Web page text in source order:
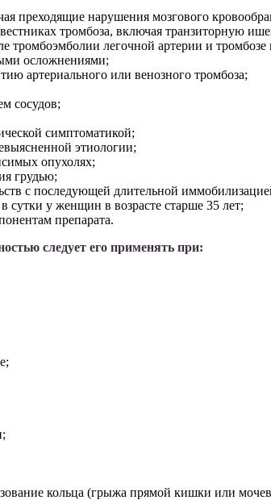
преходящие нарушения мозгового
тромбоза, включая транзиторную
тромбоэмболии легочной артерии и тромбозе
осложнениями;
артериального или венозного тромбоза;
сосудов;
симптоматикой;
этиологии;
опухолях;
грудью;
с последующей длительной
сутки у женщин в возрасте старше 35 лет;
препарата.
следует его применять при:
кольца (грыжа прямой кишки или